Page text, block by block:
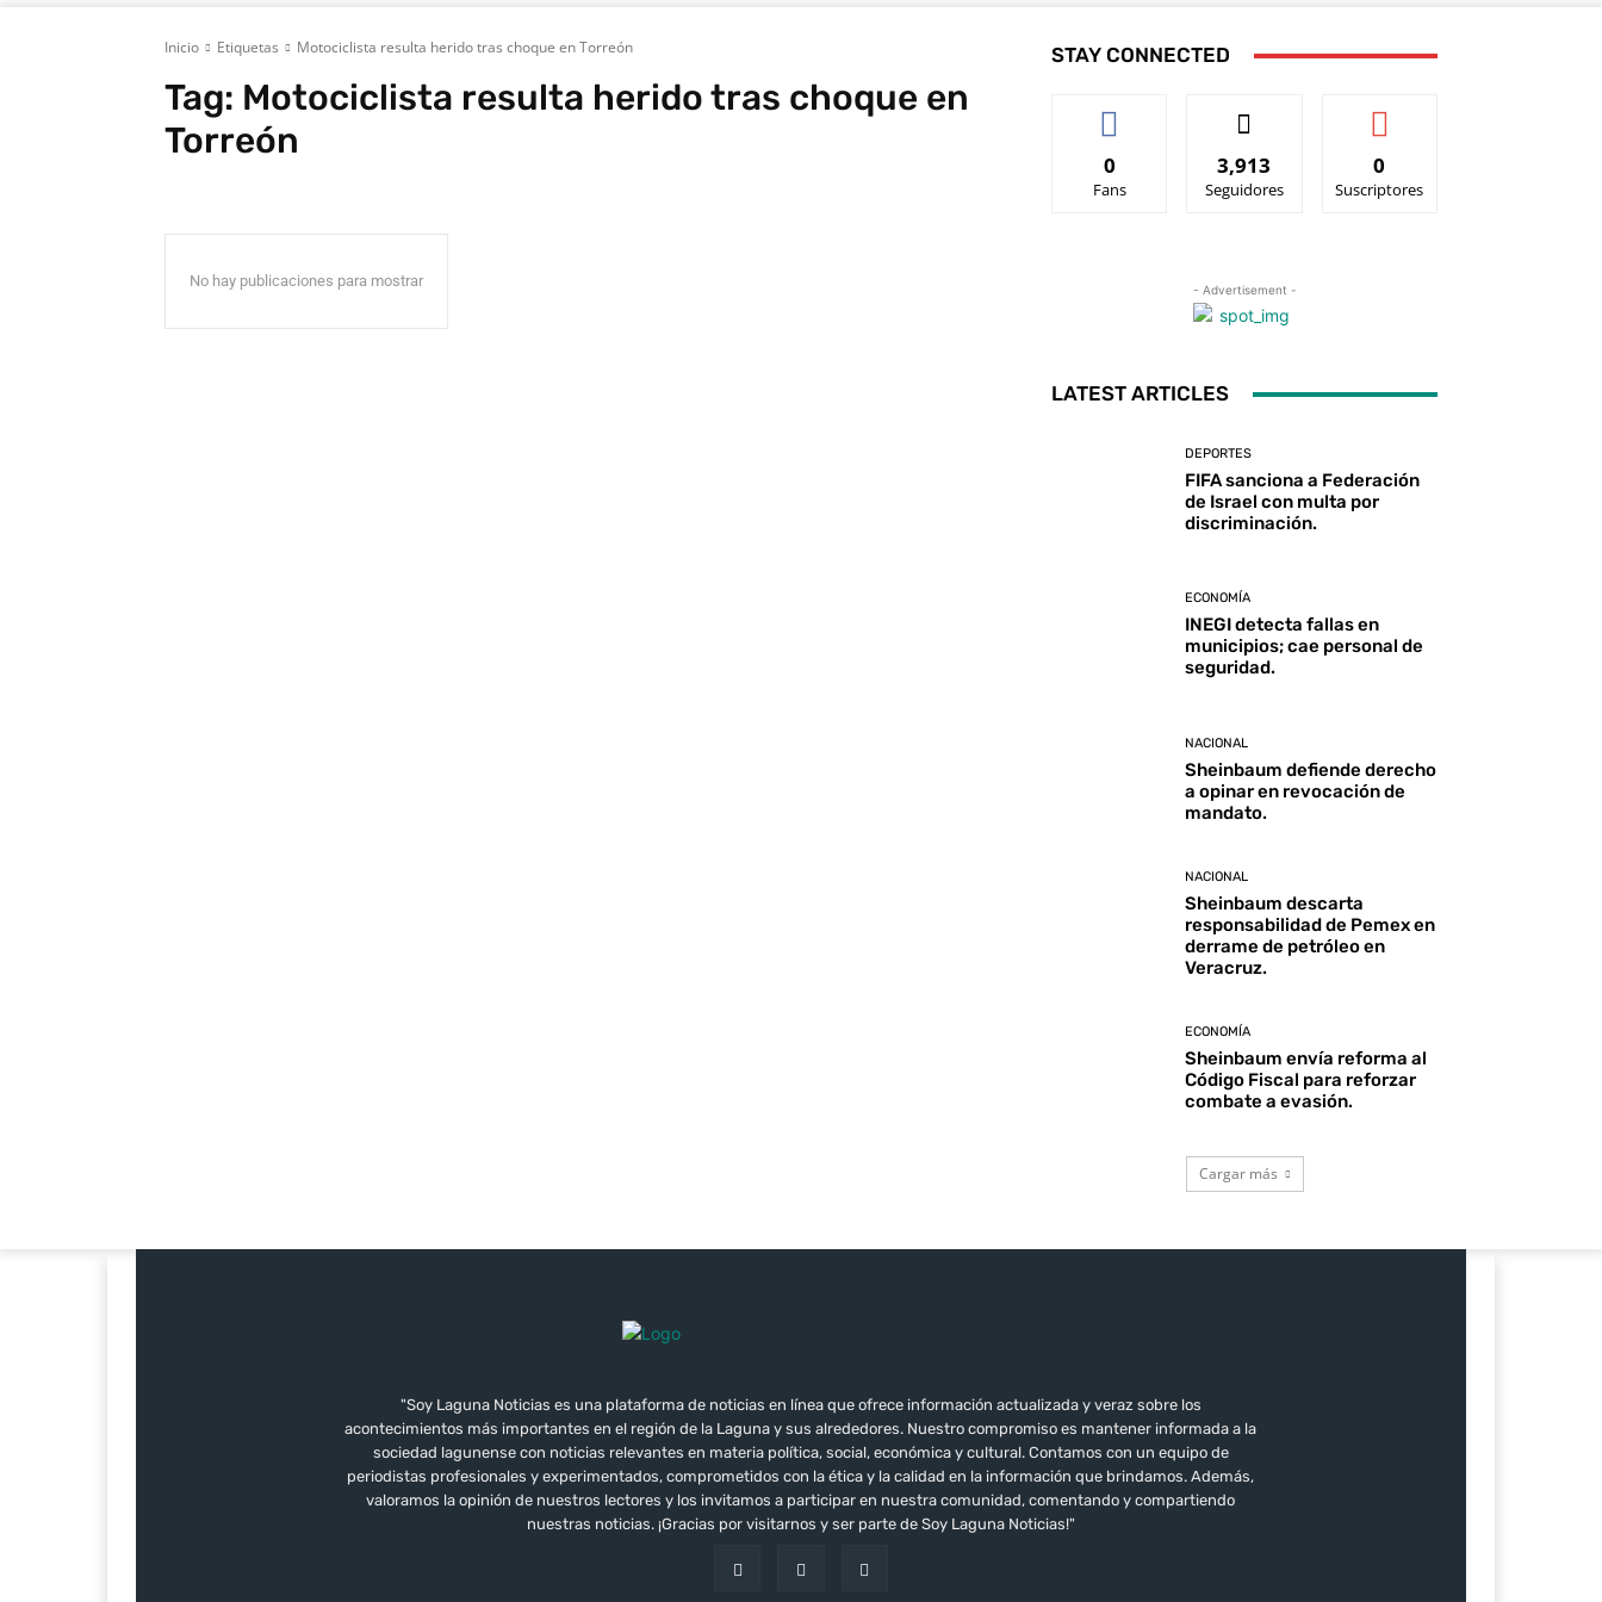
Inicio Etiquetas Motociclista resulta herido tras choque en Torreón
Tag: Motociclista resulta herido tras choque en
Torreón
No hay publicaciones para mostrar
STAY CONNECTED
0
Fans
3,913
Seguidores
0
Suscriptores
- Advertisement -
LATEST ARTICLES
DEPORTES
FIFA sanciona a Federación
de Israel con multa por
discriminación.
ECONOMÍA
INEGI detecta fallas en
municipios; cae personal de
seguridad.
NACIONAL
Sheinbaum defiende derecho
a opinar en revocación de
mandato.
NACIONAL
Sheinbaum descarta
responsabilidad de Pemex en
derrame de petróleo en
Veracruz.
ECONOMÍA
Sheinbaum envía reforma al
Código Fiscal para reforzar
combate a evasión.
Cargar más
"Soy Laguna Noticias es una plataforma de noticias en línea que ofrece información actualizada y veraz sobre los
acontecimientos más importantes en el región de la Laguna y sus alrededores. Nuestro compromiso es mantener informada a la
sociedad lagunense con noticias relevantes en materia política, social, económica y cultural. Contamos con un equipo de
periodistas profesionales y experimentados, comprometidos con la ética y la calidad en la información que brindamos. Además,
valoramos la opinión de nuestros lectores y los invitamos a participar en nuestra comunidad, comentando y compartiendo
nuestras noticias. ¡Gracias por visitarnos y ser parte de Soy Laguna Noticias!"